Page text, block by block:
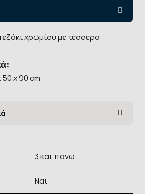
χρωμίου με τέσσερα
x 90 cm
3 και πανω
Ναι